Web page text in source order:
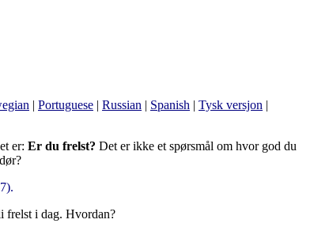
| Portuguese | Russian | Spanish | Tysk versjon |
er: Er du frelst? Det er ikke et spørsmål om hvor god du
frelst i dag. Hvordan?